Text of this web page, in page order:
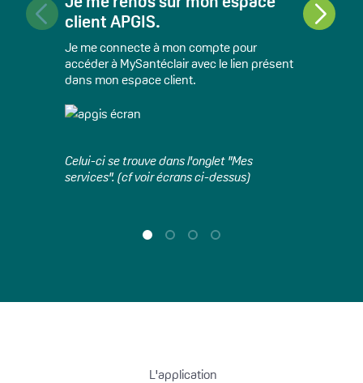
client APGIS.
Je me connecte à mon compte pour
accéder à MySantéclair avec le lien présent
dans mon espace client.
Celui-ci se trouve dans l'onglet "Mes
services". (cf voir écrans ci-dessus)
L'application